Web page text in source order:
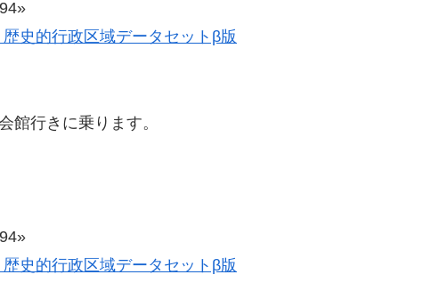
史的行政区域データセットβ版
館行きに乗ります。
史的行政区域データセットβ版